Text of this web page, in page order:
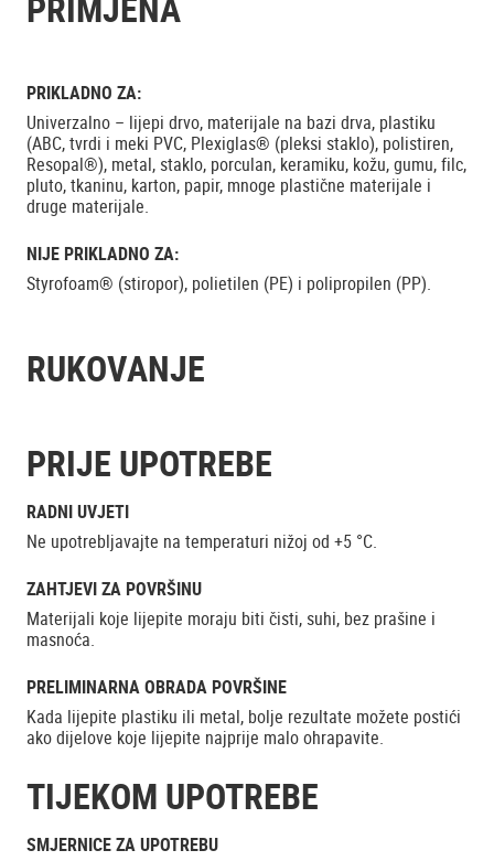
PRIKLADNO ZA:
Univerzalno – lijepi drvo, materijale na bazi drva, plastiku
(ABC, tvrdi i meki PVC, Plexiglas® (pleksi staklo), polistiren,
Resopal®), metal, staklo, porculan, keramiku, kožu, gumu, filc,
pluto, tkaninu, karton, papir, mnoge plastične materijale i
druge materijale.
NIJE PRIKLADNO ZA:
Styrofoam® (stiropor), polietilen (PE) i polipropilen (PP).
RUKOVANJE
PRIJE UPOTREBE
RADNI UVJETI
Ne upotrebljavajte na temperaturi nižoj od +5 °C.
ZAHTJEVI ZA POVRŠINU
Materijali koje lijepite moraju biti čisti, suhi, bez prašine i
masnoća.
PRELIMINARNA OBRADA POVRŠINE
Kada lijepite plastiku ili metal, bolje rezultate možete postići
ako dijelove koje lijepite najprije malo ohrapavite.
TIJEKOM UPOTREBE
SMJERNICE ZA UPOTREBU